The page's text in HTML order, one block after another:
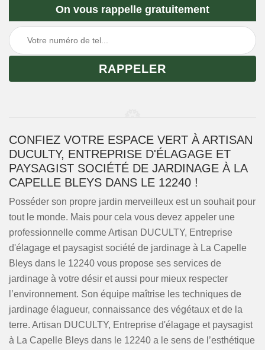
On vous rappelle gratuitement
CONFIEZ VOTRE ESPACE VERT À ARTISAN
DUCULTY, ENTREPRISE D'ÉLAGAGE ET
PAYSAGIST SOCIÉTÉ DE JARDINAGE À LA
CAPELLE BLEYS DANS LE 12240 !
Posséder son propre jardin merveilleux est un souhait pour
tout le monde. Mais pour cela vous devez appeler une
professionnelle comme Artisan DUCULTY, Entreprise
d'élagage et paysagist société de jardinage à La Capelle
Bleys dans le 12240 vous propose ses services de
jardinage à votre désir et aussi pour mieux respecter
l’environnement. Son équipe maîtrise les techniques de
jardinage élagueur, connaissance des végétaux et de la
terre. Artisan DUCULTY, Entreprise d'élagage et paysagist
à La Capelle Bleys dans le 12240 a le sens de l’esthétique